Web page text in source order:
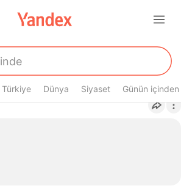
Türkiye Dünya Siyaset Günün içinden